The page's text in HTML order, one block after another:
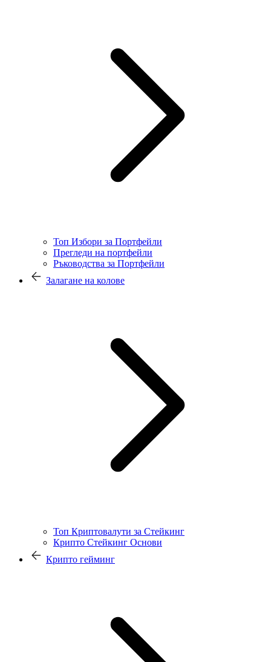
Топ Избори за Портфейли
Прегледи на портфейли
Ръководства за Портфейли
Залагане на колове
Топ Криптовалути за Стейкинг
Крипто Стейкинг Основи
Крипто гейминг